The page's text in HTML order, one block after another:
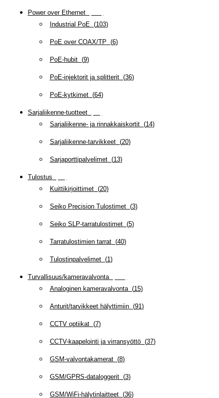
Power over Ethernet(
Industrial PoE (103)
PoE over COAX/TP (6)
PoE-hubit(9)
PoE-injektorit ja splitterit(36)
PoE-kytkimet(64)
Sarjaliikenne-tuotteet(
Sarjaliikenne- ja rinnakkaiskortit(14)
Sarjaliikenne-tarvikkeet(20)
Sarjaporttipalvelimet(13)
Tulostus
Kuittikirjoittimet(20)
Seiko Precision Tulostimet(3)
Seiko SLP-tarratulostimet(5)
Tarratulostimien tarrat(40)
Tulostinpalvelimet(1 )
Turvallisuus/kameravalvonta(
Analoginen kameravalvonta(15)
Anturit/tarvikkeet hälyttimiin(91 )
CCTV optiikat(7)
CCTV-kaapelointi ja virransyöttö(37)
GSM-valvontakamerat(8)
GSM/GPRS-dataloggerit(3)
GSM/WiFi-hälytinlaitteet(36)